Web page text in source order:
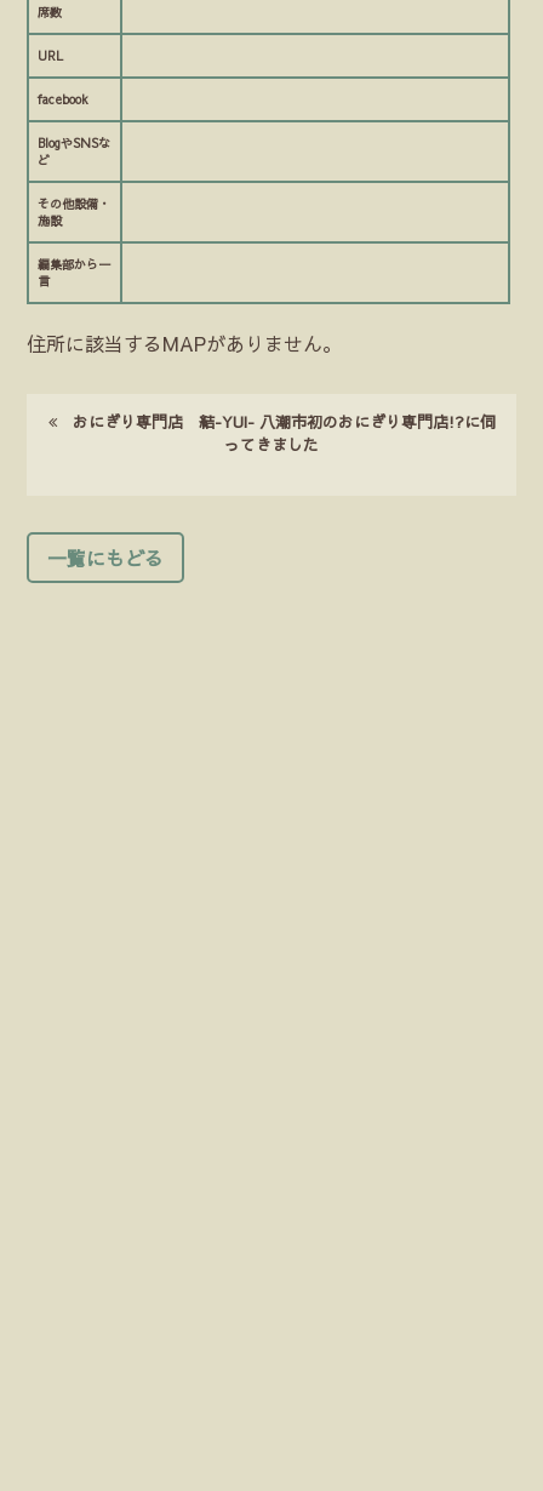
席数
URL
facebook
BlogやSNSな
ど
その他設備・
施設
編集部から一
言
住所に該当するMAPがありません。
おにぎり専門店 結-YUI- 八潮市初のおにぎり専門店!?に伺
ってきました
一覧にもどる